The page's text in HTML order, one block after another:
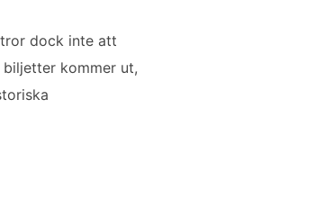
dock inte att
kommer ut,